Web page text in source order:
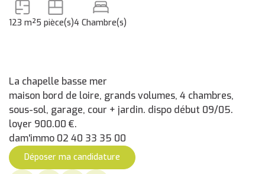
123 m²5 pièce(s)4 Chambre(s)
La chapelle basse mer
maison bord de loire, grands volumes, 4 chambres,
sous-sol, garage, cour + jardin. dispo début 09/05.
loyer 900.00 €.
dam'immo 02 40 33 35 00
Déposer ma candidature